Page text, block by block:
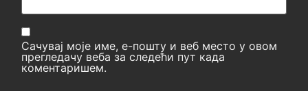
Сачувај моје име, е-пошту и веб место у овом
прегледачу веба за следећи пут када
коментаришем.